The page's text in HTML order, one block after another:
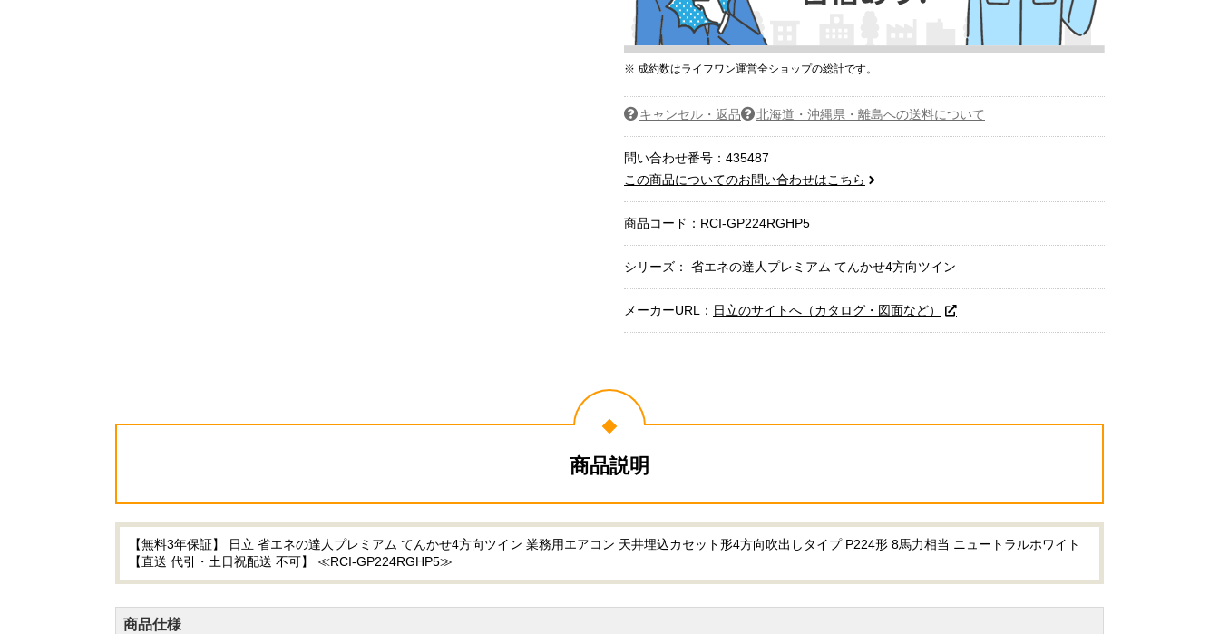
※ 成約数はライフワン運営全ショップの総計です。
キャンセル・返品 北海道・沖縄県・離島への送料について
問い合わせ番号：435487
この商品についてのお問い合わせはこちら
商品コード： RCI-GP224RGHP5
シリーズ： 省エネの達人プレミアム てんかせ4方向ツイン
メーカーURL： 日立のサイトへ（カタログ・図面など）
商品説明
【無料3年保証】 日立 省エネの達人プレミアム てんかせ4方向ツイン 業務用エアコン 天井埋込カセット形4方向吹出しタイプ P224形 8馬力相当 ニュートラルホワイト
【直送 代引・土日祝配送 不可】 ≪RCI-GP224RGHP5≫
商品仕様